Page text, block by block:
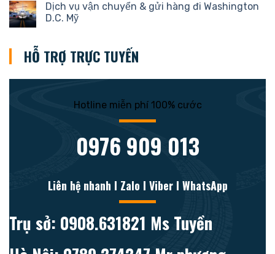
Dịch vụ vận chuyển & gửi hàng đi Washington
D.C. Mỹ
HỖ TRỢ TRỰC TUYẾN
Hotline miễn phí 100% cước
0976 909 013
Liên hệ nhanh l Zalo l Viber l WhatsApp
Trụ sở: 0908.631821 Ms Tuyền